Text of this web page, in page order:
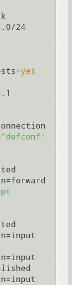
24
yes
"defconf: